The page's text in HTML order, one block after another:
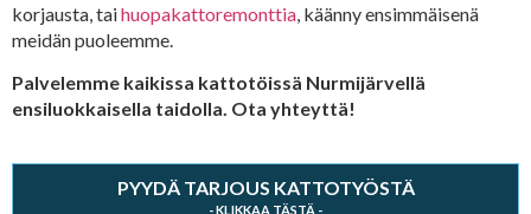
korjausta, taihuopakattoremonttia, käänny ensimmäisenä
meidän puoleemme.
Palvelemme kaikissa kattotöissä Nurmijärvellä
ensiluokkaisella taidolla. Ota yhteyttä!
PYYDÄ TARJOUS KATTOTYÖSTÄ